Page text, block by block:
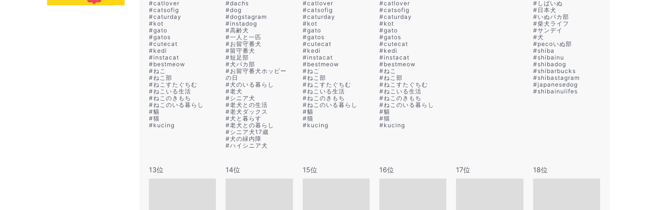
#catlover
#catsofig
#caturday
#kot
#gato
#gatos
#cutecat
#kedi
#instacat
#bestmeow
#ねこ
#ねこ部
#ねこすたぐちむ
#ねこいる生活
#ねこのきもち
#ねこのいる暮らし
#貓
#猫
#kucing
#dachs
#dog
#dogstagram
#instadog
#高齢犬
#一人と一匹
#お留守番犬
#留守番犬
#短足部
#犬バカ部
#お留守番犬ホッピー
の日
#犬のいる暮らし
#老犬
#シニア犬
#老犬との生活
#老犬ダックス
#犬と暮らす
#老犬との暮らし
#シニア犬17歳
#犬の緑内障
#ハイシニア犬
#catlover
#catsofig
#caturday
#kot
#gato
#gatos
#cutecat
#kedi
#instacat
#bestmeow
#ねこ
#ねこ部
#ねこすたぐちむ
#ねこいる生活
#ねこのきもち
#ねこのいる暮らし
#貓
#猫
#kucing
#catlover
#catsofig
#caturday
#kot
#gato
#gatos
#cutecat
#kedi
#instacat
#bestmeow
#ねこ
#ねこ部
#ねこすたぐちむ
#ねこいる生活
#ねこのきもち
#ねこのいる暮らし
#貓
#猫
#kucing
# しばいぬ
# 日本犬
#いぬバカ部
#柴犬ライフ
#サンデイ
#犬
#pecoいぬ部
#shiba
#shibainu
#shibadog
#shibarbucks
#shibastagram
#japanesedog
#shibainulifes
13位 14位 15位 16位 17位 18位